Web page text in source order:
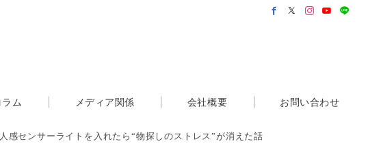
ム メディア関係 会社概要 お問い合わせ
感センサーライトを入れたら“物探しのストレス”が消えた話